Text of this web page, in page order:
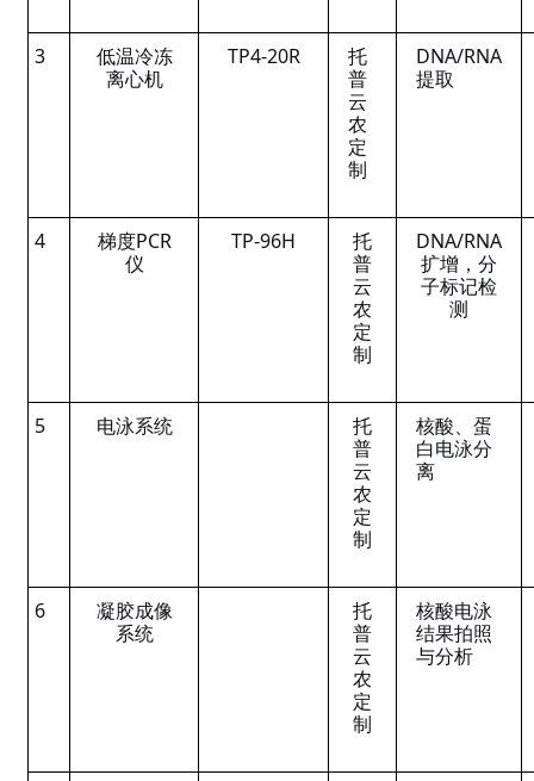
3
低温冷冻
离心机
TP4-20R
托
普
云
农
定
制
DNA/RNA
提取
4
梯度PCR
仪
TP-96H
托
普
云
农
定
制
DNA/RNA
扩增，分
子标记检
测
5 电泳系统
托
普
云
农
定
制
核酸、蛋
白电泳分
离
6
凝胶成像
系统
托
普
云
农
定
制
核酸电泳
结果拍照
与分析